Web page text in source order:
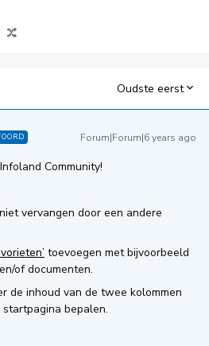
Oudste eerst
Forum|Forum|6 years ago
Community!
vervangen door een andere
toevoegen met bijvoorbeeld
of documenten.
de inhoud van de twee kolommen
bepalen.